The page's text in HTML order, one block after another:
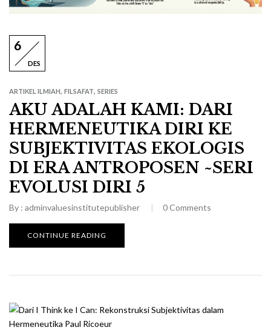
6
DES
ARTIKEL ILMIAH, FILSAFAT, SERIES
AKU ADALAH KAMI: DARI
HERMENEUTIKA DIRI KE
SUBJEKTIVITAS EKOLOGIS
DI ERA ANTROPOSEN ~SERI
EVOLUSI DIRI 5
By : adminvaluesinstitutepublisher 0Comments
CONTINUE READING